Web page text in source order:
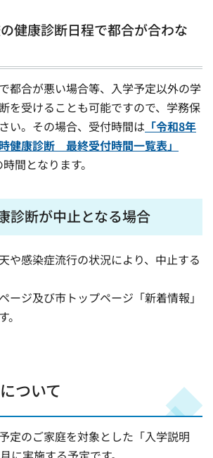
健康診断日程で都合が合わな
都合が悪い場合等、入学予定以外の学
を受けることも可能ですので、学務保
い。その場合、受付時間は 「令和8年
健康診断 最終受付時間一覧表」
時間となります。
診断が中止となる場合
や感染症流行の状況により、中止する
ージ及び市トップページ「新着情報」
ついて
定のご家庭を対象とした「入学説明